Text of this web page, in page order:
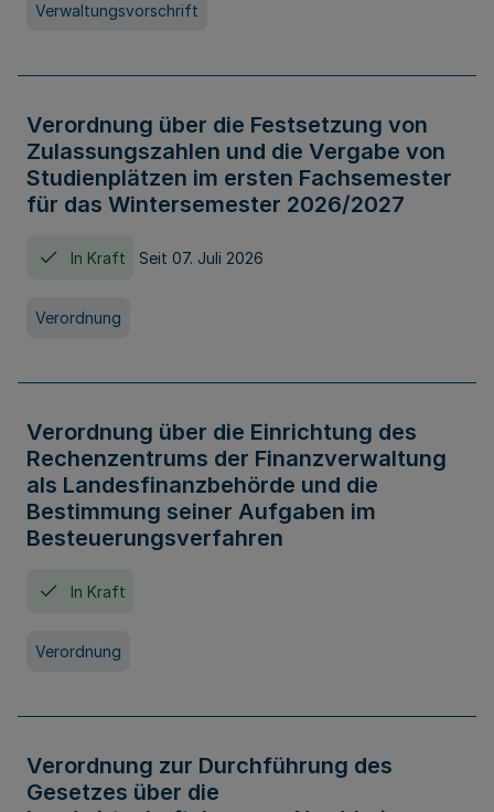
Verwaltungsvorschrift
Verordnung über die Festsetzung von
Zulassungszahlen und die Vergabe von
Studienplätzen im ersten Fachsemester
für das Wintersemester 2026/2027
In Kraft Seit 07. Juli 2026
Verordnung
Verordnung über die Einrichtung des
Rechenzentrums der Finanzverwaltung
als Landesfinanzbehörde und die
Bestimmung seiner Aufgaben im
Besteuerungsverfahren
In Kraft
Verordnung
Verordnung zur Durchführung des
Gesetzes über die